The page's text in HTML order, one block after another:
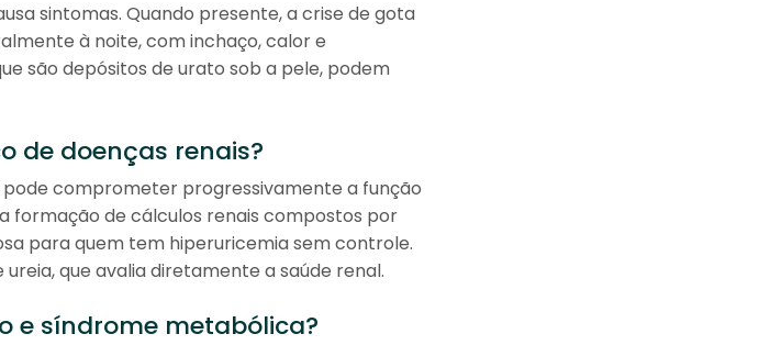
sintomas. Quando presente, a crise de gota
à noite, com inchaço, calor e
são depósitos de urato sob a pele, podem
de doenças renais?
pode comprometer progressivamente a função
formação de cálculos renais compostos por
para quem tem hiperuricemia sem controle.
que avalia diretamente a saúde renal.
e síndrome metabólica?